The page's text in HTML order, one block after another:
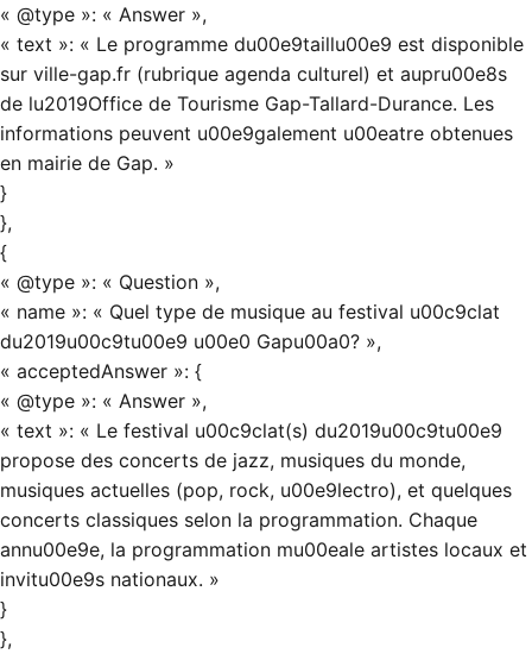
« @type »: « Answer »,
« text »: « Le programme du00e9taillu00e9 est disponible
sur ville-gap.fr (rubrique agenda culturel) et aupru00e8s
de lu2019Office de Tourisme Gap-Tallard-Durance. Les
informations peuvent u00e9galement u00eatre obtenues
en mairie de Gap. »
}
},
{
« @type »: « Question »,
« name »: « Quel type de musique au festival u00c9clat
du2019u00c9tu00e9 u00e0 Gapu00a0? »,
« acceptedAnswer »: {
« @type »: « Answer »,
« text »: « Le festival u00c9clat(s) du2019u00c9tu00e9
propose des concerts de jazz, musiques du monde,
musiques actuelles (pop, rock, u00e9lectro), et quelques
concerts classiques selon la programmation. Chaque
annu00e9e, la programmation mu00eale artistes locaux et
invitu00e9s nationaux. »
}
},